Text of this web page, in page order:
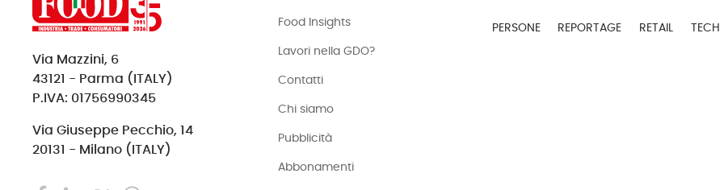
Via Mazzini, 6
43121 - Parma (ITALY)
P.IVA: 01756990345
Via Giuseppe Pecchio, 14
20131 - Milano (ITALY)
Food Insights
Lavori nella GDO?
Contatti
Chi siamo
Pubblicità
Abbonamenti
PERSONE REPORTAGE RETAIL TECH